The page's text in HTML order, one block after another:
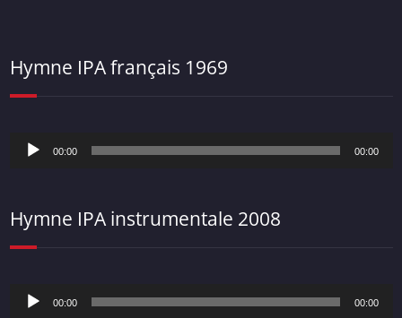
Hymne IPA français 1969
Lecteur
audio
00:00 00:00
Hymne IPA instrumentale 2008
Lecteur
audio
00:00 00:00